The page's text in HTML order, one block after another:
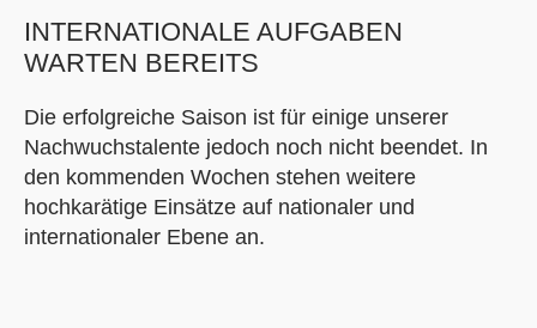
INTERNATIONALE AUFGABEN
WARTEN BEREITS
Die erfolgreiche Saison ist für einige unserer
Nachwuchstalente jedoch noch nicht beendet. In
den kommenden Wochen stehen weitere
hochkarätige Einsätze auf nationaler und
internationaler Ebene an.